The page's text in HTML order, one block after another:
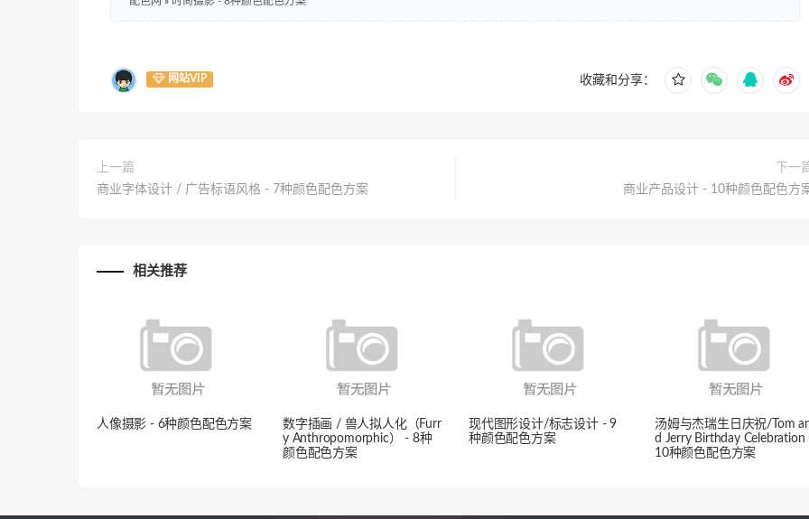
网站VIP 收藏和分享：
上一篇
商业字体设计 / 广告标语风格 - 7种颜色配色方案
下一
商业产品设计 - 10种颜色配色方
相关推荐
人像摄影 - 6种颜色配色方案
数字插画 / 兽人拟人化（Furr
y Anthropomorphic） - 8种
颜色配色方案
现代图形设计/标志设计 - 9
种颜色配色方案
汤姆与杰瑞生日庆祝/Tom
d Jerry Birthday Celebration
10种颜色配色方案